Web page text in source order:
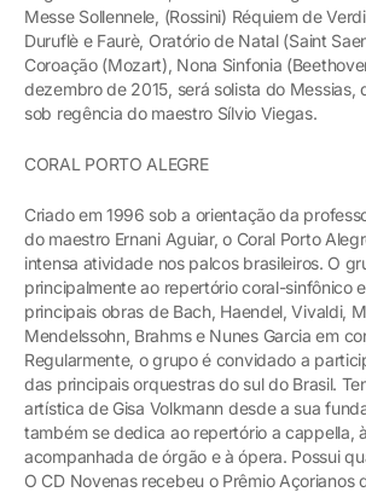
Messe Sollennele, (Rossini) Réquiem de
Duruflè e Faurè, Oratório de Natal (Saint
Coroação (Mozart), Nona Sinfonia
dezembro de 2015, será solista do Messias,
sob regência do maestro Sílvio Viegas.
CORAL PORTO ALEGRE
Criado em 1996 sob a orientação da
do maestro Ernani Aguiar, o Coral Porto
intensa atividade nos palcos brasileiros. O
principalmente ao repertório coral-sinfônico
principais obras de Bach, Haendel, Vivaldi,
Mendelssohn, Brahms e Nunes Garcia em
Regularmente, o grupo é convidado a
das principais orquestras do sul do Brasil.
artística de Gisa Volkmann desde a sua
também se dedica ao repertório a cappella,
acompanhada de órgão e à ópera. Possui
O CD Novenas recebeu o Prêmio Açorianos